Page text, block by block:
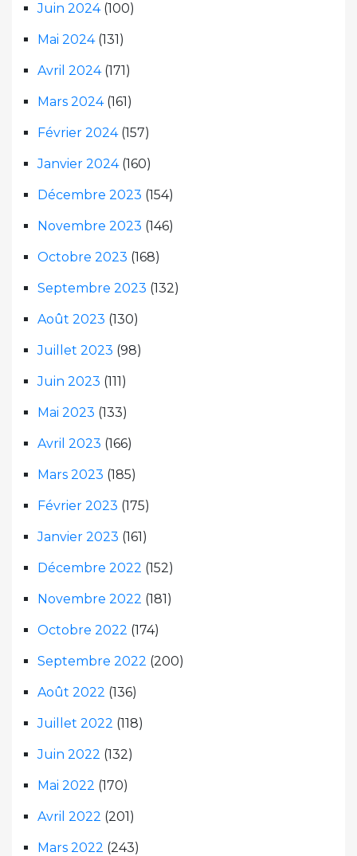
Juin 2024(100)
Mai 2024(131)
Avril 2024(171)
Mars 2024(161)
Février 2024(157)
Janvier 2024(160)
Décembre 2023 (154)
Novembre 2023 (146)
Octobre 2023 (168)
Septembre 2023 (132)
Août 2023 (130)
Juillet 2023 (98)
Juin 2023 (111)
Mai 2023 (133)
Avril 2023 (166)
Mars 2023 (185)
Février 2023 (175)
Janvier 2023 (161)
Décembre 2022 (152)
Novembre 2022 (181)
Octobre 2022 (174)
Septembre 2022 (200)
Août 2022 (136)
Juillet 2022 (118)
Juin 2022 (132)
Mai 2022 (170)
Avril 2022 (201)
Mars 2022 (243)